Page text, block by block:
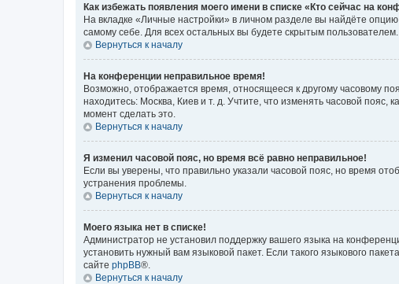
Как избежать появления моего имени в списке «Кто сейчас на
На вкладке «Личные настройки» в личном разделе вы найдёте опцию
самому себе. Для всех остальных вы будете скрытым пользователем.
Вернуться к началу
На конференции неправильное время!
Возможно, отображается время, относящееся к другому часовому
находитесь: Москва, Киев и т. д. Учтите, что изменять часовой пояс,
момент сделать это.
Вернуться к началу
Я изменил часовой пояс, но время всё равно неправильное!
Если вы уверены, что правильно указали часовой пояс, но время
устранения проблемы.
Вернуться к началу
Моего языка нет в списке!
Администратор не установил поддержку вашего языка на
установить нужный вам языковой пакет. Если такого языкового
сайте phpBB®.
Вернуться к началу